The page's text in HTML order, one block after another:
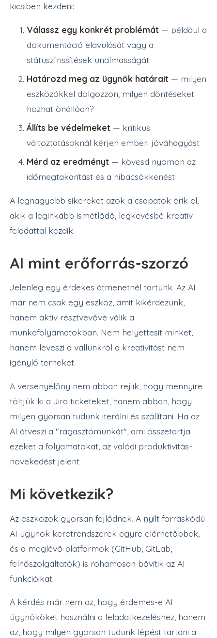
kicsiben kezdeni:
Válassz egy konkrét problémát — például a
dokumentáció elavulását vagy a
státuszfrissítések unalmasságát
Határozd meg az ügynök határait — milyen
eszközökkel dolgozzon, milyen döntéseket
hozhat önállóan?
Állíts be védelmeket — kritikus
változtatásoknál kérjen emberi jóváhagyást
Mérd az eredményt — kövesd nyomon az
időmegtakarítást és a hibacsökkenést
A legnagyobb sikereket azok a csapatok érik el,
akik a leginkább ismétlődő, legkevésbé kreatív
feladattal kezdik.
AI mint erőforrás-szorzó
Jelenleg egy érdekes átmenetnél tartunk. Az AI
már nem csak egy eszköz, amit kikérdezünk,
hanem aktív résztvevővé válik a
munkafolyamatokban. Nem helyettesít minket,
hanem leveszi a vállunkról a kreativitást nem
igénylő terheket.
A versenyelőny nem abban rejlik, hogy mennyire
töltjük ki a Jira ticketeket, hanem abban, hogy
milyen gyorsan tudunk iterálni és szállítani. Ha az
AI átveszi a "ragasztómunkát", ami összetartja
ezeket a folyamatokat, az valódi produktivitás-
növekedést jelent.
Mi következik?
Az eszközök gyorsan fejlődnek. A nyílt forráskódú
AI ügynök keretrendszerek egyre elérhetőbbek,
és a meglévő platformok (GitHub, GitLab,
felhőszolgáltatók) is rohamosan bővítik az AI
funkcióikat.
A kérdés már nem az, hogy érdemes-e AI
ügynököket használni a feladatkezeléshez, hanem
az, hogy milyen gyorsan tudunk lépést tartani a